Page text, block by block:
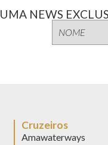
UMA NEWS
Cruzeiros
Amawaterways